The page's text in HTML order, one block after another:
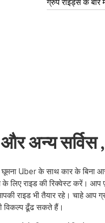
ग्रुप राइड्स के बारे
अन्य सर्विस
Uber के साथ कार के बिना
के लिए राइड की रिक्वेस्ट करें।
राइड भी तैयार रहे। चाहे आप
विकल्प ढूँढ सकते हैं।